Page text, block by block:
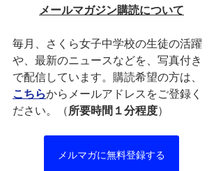
メールマガジン購読について
毎月、さくら女子中学校の生徒の活躍
や、最新のニュースなどを、写真付き
で配信しています。購読希望の方は、
こちらからメールアドレスをご登録く
ださい。（所要時間１分程度）
メルマガに無料登録する